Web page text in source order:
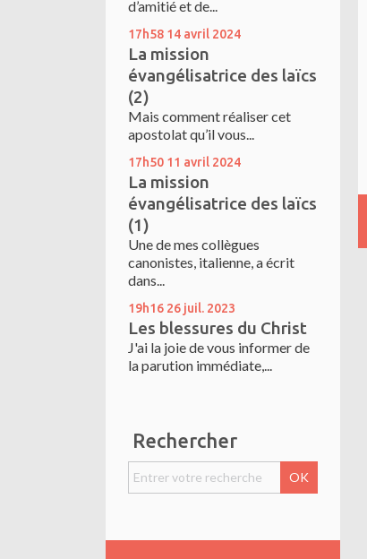
d’amitié et de...
17h58 14 avril 2024
La mission
évangélisatrice des laïcs
(2)
Mais comment réaliser cet
apostolat qu’il vous...
17h50 11 avril 2024
La mission
évangélisatrice des laïcs
(1)
Une de mes collègues
canonistes, italienne, a écrit
dans...
19h16 26 juil. 2023
Les blessures du Christ
J'ai la joie de vous informer de
la parution immédiate,...
Rechercher